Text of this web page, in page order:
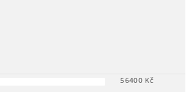
56400Kč